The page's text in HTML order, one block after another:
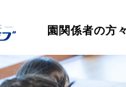
園関係者の方